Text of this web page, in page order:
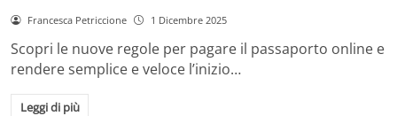
Francesca Petriccione 1 Dicembre 2025
Scopri le nuove regole per pagare il passaporto online e
rendere semplice e veloce l’inizio…
Leggi di più